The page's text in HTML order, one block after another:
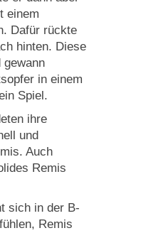
einem
Dafür rückte
hinten. Diese
gewann
in einem
Spiel.
ihre
und
Auch
Remis
sich in der B-
Remis